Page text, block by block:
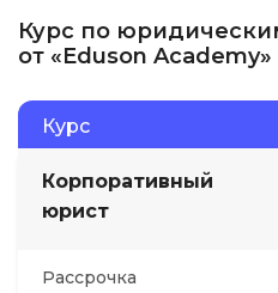
Курс по
от «Eduson Academy»
Курс
Корпоративный
юрист
Рассрочка